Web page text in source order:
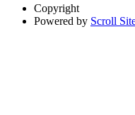
Copyright
Powered by Scroll